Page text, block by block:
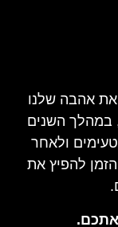
אהבה שלנו
במהלך השנים
טעימים ולאחר
להפיץ את